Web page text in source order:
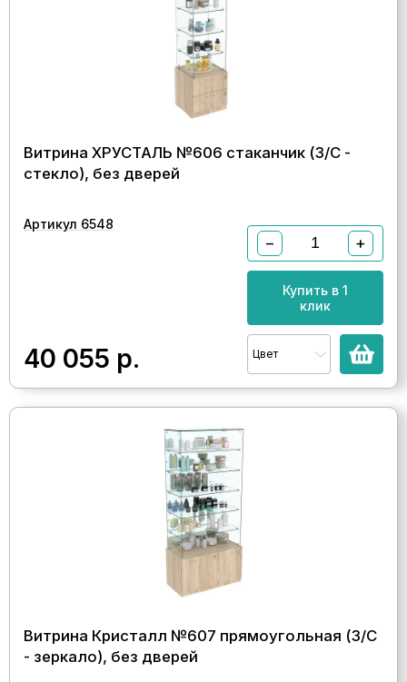
Витрина ХРУСТАЛЬ №606 стаканчик (З/C -
стекло), без дверей
Артикул 6548
40 055 р.
− +
Купить в 1
клик
Цвет
Витрина Кристалл №607 прямоугольная (З/C
- зеркало), без дверей